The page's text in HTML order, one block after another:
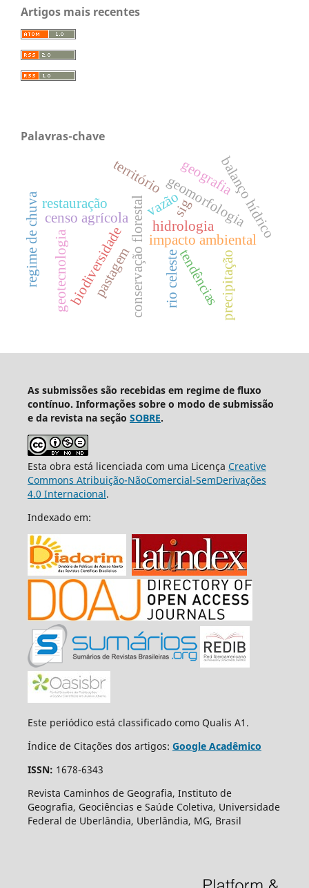
Artigos mais recentes
Palavras-chave
conservação florestal impacto ambiental
censo agrícola
biodiversidade rio celestetendênciasprecipitação
vazão balanço hídrico
geomorfologia
hidrologia
regime de chuva
território
restauração
pastagem
geografia
geotecnologia
sig
As submissões são recebidas em regime de fluxo
contínuo. Informações sobre o modo de submissão
e da revista na seção SOBRE.
Esta obra está licenciada com uma Licença Creative
Commons Atribuição-NãoComercial-SemDerivações
4.0 Internacional.
Indexado em:
Este periódico está classificado como Qualis A1.
Índice de Citações dos artigos: Google Acadêmico
ISSN: 1678-6343
Revista Caminhos de Geografia, Instituto de
Geografia, Geociências e Saúde Coletiva, Universidade
Federal de Uberlândia, Uberlândia, MG, Brasil